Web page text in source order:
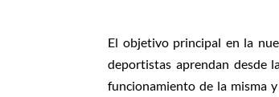
El objetivo principal en la
deportistas aprendan desde
funcionamiento de la misma